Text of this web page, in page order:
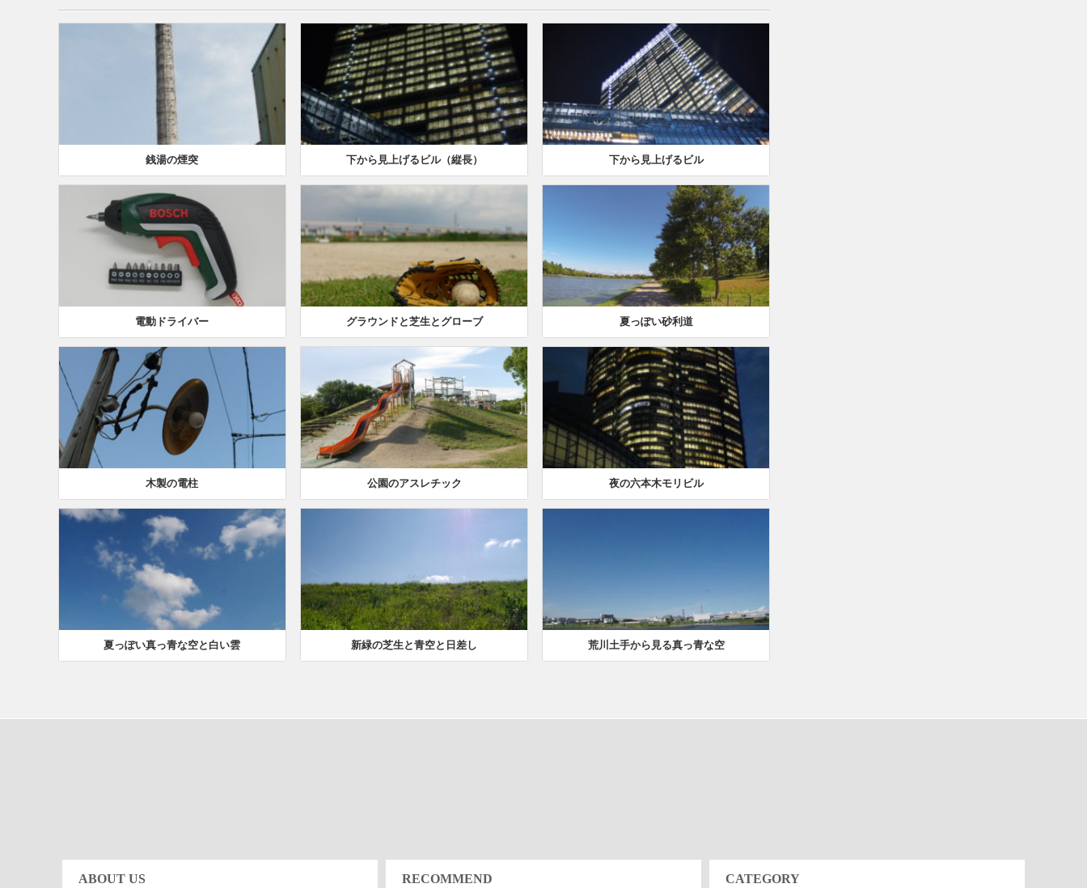
銭湯の煙突 下から見上げるビル（縦長） 下から見上げるビル
電動ドライバー グラウンドと芝生とグローブ 夏っぽい砂利道
木製の電柱 公園のアスレチック 夜の六本木モリビル
夏っぽい真っ青な空と白い雲 新緑の芝生と青空と日差し 荒川土手から見る真っ青な空
ABOUT US RECOMMEND CATEGORY